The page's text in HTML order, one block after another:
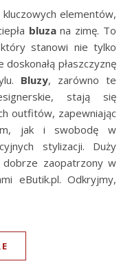
bluzana zimę. To
stanowi nie tylko
płaszczyznę
Bluzy, zarówno te
stają się
outfitów, zapewniając
jak i swobodę w
stylizacji. Duży
zaopatrzony w
eButik.pl. Odkryjmy,